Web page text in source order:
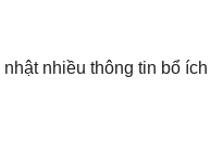
nhiều thông tin bổ ích